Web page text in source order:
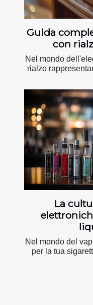
Guida
con
Nel mondo
rialzo
La
Nel mondo del
per la tua